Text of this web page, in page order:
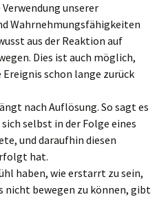
unserer
Wahrnehmungsfähigkeiten
aus der Reaktion auf
Dies ist auch möglich,
schon lange zurück
nach Auflösung. So sagt es
selbst in der Folge eines
und daraufhin diesen
hat.
haben, wie erstarrt zu sein,
nicht bewegen zu können, gibt